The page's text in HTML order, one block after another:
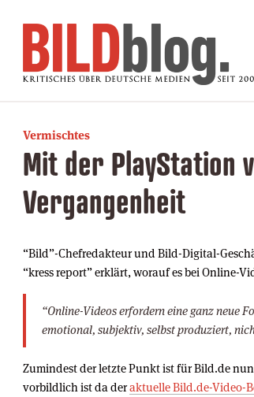
Vermischtes
Mit der PlayStation
Vergangenheit
“Bild”-Chefredakteur und Bild-Digital-
“kress report” erklärt, worauf es bei Online-
“Online-Videos erfordern eine ganz neue
emotional, subjektiv, selbst produziert,
Zumindest der letzte Punkt ist für Bild.de
vorbildlich ist da deraktuelle Bild.de-Video-